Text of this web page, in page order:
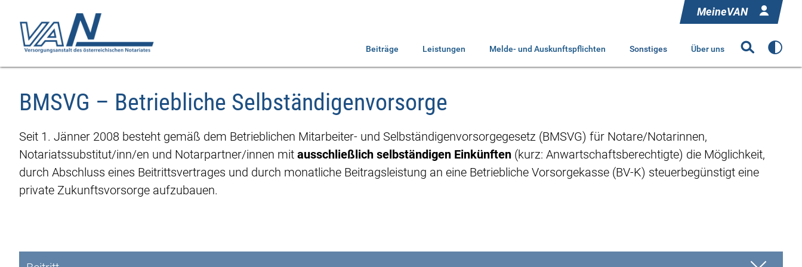
springen
springen
MeineVAN
Beiträge Leistungen Melde- und Auskunftspflichten Sonstiges Über uns
BMSVG – Betriebliche Selbständigenvorsorge
Seit 1. Jänner 2008 besteht gemäß dem Betrieblichen Mitarbeiter- und Selbständigenvorsorgegesetz (BMSVG) für Notare/Notarinnen,
Notariatssubstitut/inn/en und Notarpartner/innen mit ausschließlich selbständigen Einkünften (kurz: Anwartschaftsberechtigte) die Möglichkeit,
durch Abschluss eines Beitrittsvertrages und durch monatliche Beitragsleistung an eine Betriebliche Vorsorgekasse (BV-K) steuerbegünstigt eine
private Zukunftsvorsorge aufzubauen.